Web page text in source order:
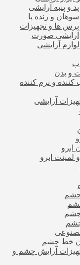
پد و پنبه آرایشی
سوهان و رنده پا
برس ها و تجهیزات
آرایشی صورت
لوازم آرایشی
و بدن
و نرم کننده
آرایشی
ابرو
لمینت ابرو
چشم
چشم
خط چشم
آرایش چشم و